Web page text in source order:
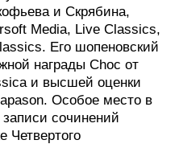
и Скрябина,
Media, Live Classics,
Его шопеновский
награды Choc от
и высшей оценки
Особое место в
сочинений
Четвертого